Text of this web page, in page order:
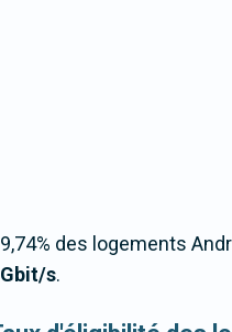
des logements
s.